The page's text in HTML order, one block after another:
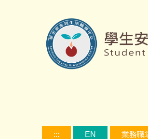
::: EN 業務職